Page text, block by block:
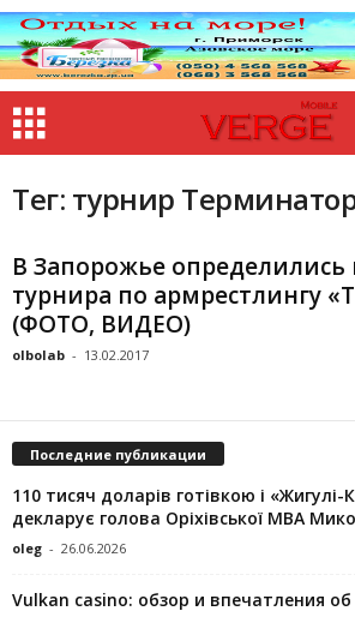
Тег: турнир
В Запорожье определились
турнира по армрестлингу
(ФОТО, ВИДЕО)
olbolab - 13.02.2017
Последние публикации
110 тисяч доларів готівкою і
декларує голова Оріхівської МВА
oleg - 26.06.2026
Vulkan casino: обзор и впечатления